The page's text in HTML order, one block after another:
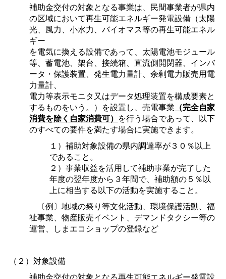
補助金交付の対象となる事業は、民間事業者が県内
の区域において再生可能エネルギー発電設備（太陽
光、風力、小水力、バイオマス等の再生可能エネル
ギー
を電気に換える設備であって、太陽電池モジュール
等、蓄電池、架台、接続箱、直流側開閉器、インバ
ータ・保護装置、発生電力量計、余剰電力販売用電
力量計、
電力等表示モニタ又はデータ処理装置を構成要素と
するものをいう。）を設置し、売電事業 （完全自家
消費を除く自家消費可） を行う場合であって、以下
のすべての要件を満たす場合に実施できます。
１）補助対象設備の県内調達率が３０％以上
であること。
２） 事業収益を活用して補助事業が完了した
年度の翌年度から３年間で、補助額の５％以
上に相当する以下の活動を実施すること。
〔例〕地域の祭り等文化活動、環境保護活動、福
祉事業、物産販売イベント、デマンドタクシー等の
運営、しまエコショップの登録など
（２）対象設備
補助金交付の対象となる再生可能エネルギー発電設